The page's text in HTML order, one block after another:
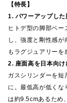
【特長】
1. パワーアップした
ヒトデ型の脚部ベ
し、強度と剛性感
もラグジュアリーを
2. 座面高を日本向
ガスシリンダーを
に。最低高が低くな
は約9.5cmあるため